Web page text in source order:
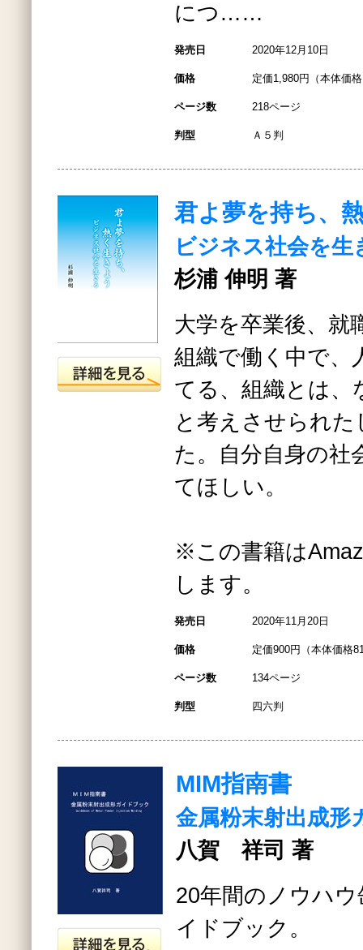
につ……
発売日 2020年12月10日
価格 定価1,980円（本体価
ページ数 218ページ
判型 Ａ５判
君よ夢を持ち、
ビジネス社会を生
杉浦 伸明 著
大学を卒業後、就
組織で働く中で、
てる、組織とは、
と考えさせられ
た。自分自身の社
てほしい。
※この書籍は
します。
発売日 2020年11月20日
価格 定価900円（本体価格
ページ数 134ページ
判型 四六判
MIM指南書
金属粉末射出成形
八賀 祥司 著
20年間のノウハ
イドブック。